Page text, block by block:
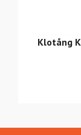
Klotång